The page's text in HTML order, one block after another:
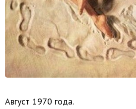
Август 1970 года.